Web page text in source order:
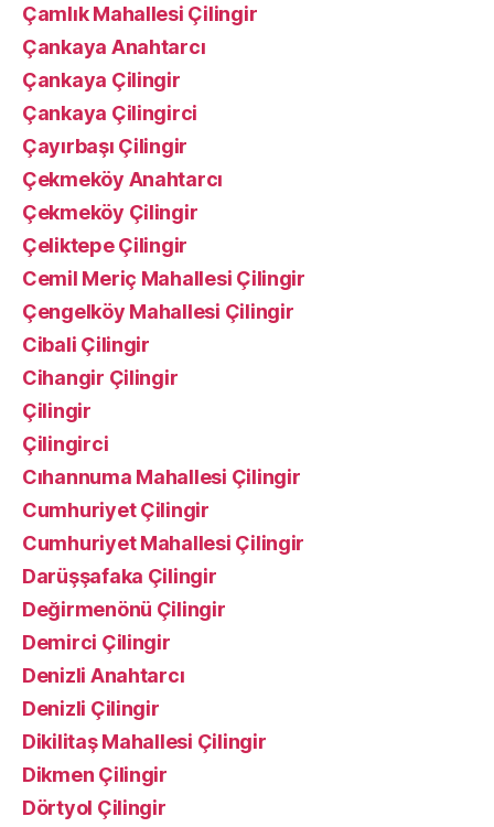
Çamlık Mahallesi Çilingir
Çankaya Anahtarcı
Çankaya Çilingir
Çankaya Çilingirci
Çayırbaşı Çilingir
Çekmeköy Anahtarcı
Çekmeköy Çilingir
Çeliktepe Çilingir
Cemil Meriç Mahallesi Çilingir
Çengelköy Mahallesi Çilingir
Cibali Çilingir
Cihangir Çilingir
Çilingir
Çilingirci
Cıhannuma Mahallesi Çilingir
Cumhuriyet Çilingir
Cumhuriyet Mahallesi Çilingir
Darüşşafaka Çilingir
Değirmenönü Çilingir
Demirci Çilingir
Denizli Anahtarcı
Denizli Çilingir
Dikilitaş Mahallesi Çilingir
Dikmen Çilingir
Dörtyol Çilingir